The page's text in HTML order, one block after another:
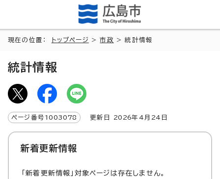
現在の位置： トップページ >市政 > 統計情報
統計情報
ページ番号 1003078 更新日 2026年4月 24 日
新着更新情報
「新着更新情報」対象ページは存在しません。